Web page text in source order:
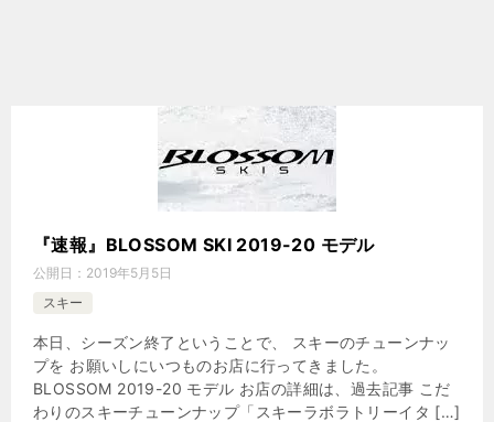
『速報』BLOSSOM SKI 2019-20 モデル
公開日： 2019年5月5日
スキー
本日、シーズン終了ということで、 スキーのチューンナッ
プを お願いしにいつものお店に行ってきました。
BLOSSOM 2019-20 モデル お店の詳細は、過去記事 こだ
わりのスキーチューンナップ「スキーラボラトリーイタ […]